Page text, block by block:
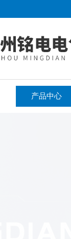
产品中心